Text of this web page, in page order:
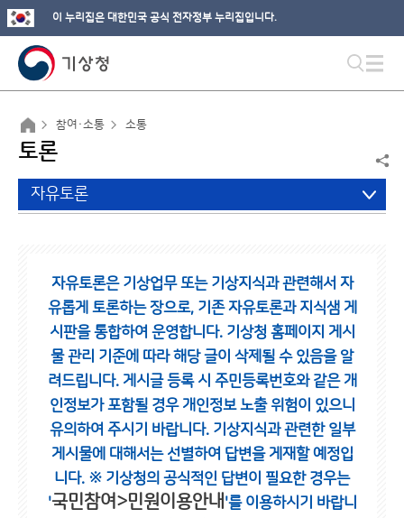
이 누리집은 대한민국 공식 전자정부 누리집입니다.
참여·소통 소통
토론
자유토론
자유토론은 기상업무 또는 기상지식과 관련해서 자
유롭게 토론하는 장으로, 기존 자유토론과 지식샘 게
시판을 통합하여 운영합니다. 기상청 홈페이지 게시
물 관리 기준에 따라 해당 글이 삭제될 수 있음을 알
려드립니다. 게시글 등록 시 주민등록번호와 같은 개
인정보가 포함될 경우 개인정보 노출 위험이 있으니
유의하여 주시기 바랍니다. 기상지식과 관련한 일부
게시물에 대해서는 선별하여 답변을 게재할 예정입
니다. ※ 기상청의 공식적인 답변이 필요한 경우는
'국민참여>민원이용안내 '를 이용하시기 바랍니